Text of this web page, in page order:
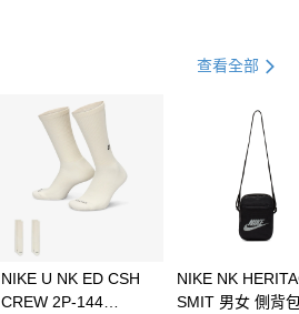
21家銀行
第一商業銀行
彰化商業銀行
查看全部
NIKE U NK ED CSH
CREW 2P-144
NIKE NK
SMIT 男女 側背